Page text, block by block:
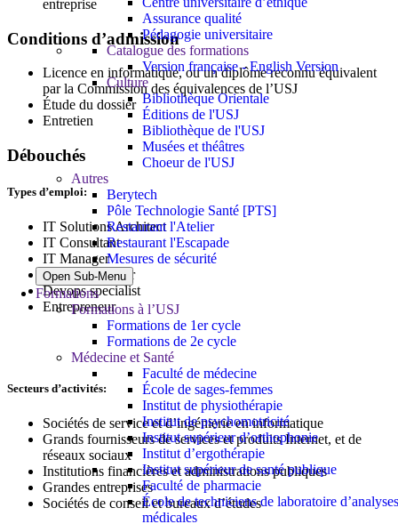
Assurance qualité
Pédagogie universitaire
Catalogue des formations
Version française - English Version
Culture
Bibliothèque Orientale
Éditions de l'USJ
Bibliothèque de l'USJ
Musées et théâtres
Choeur de l'USJ
Autres
Berytech
Pôle Technologie Santé [PTS]
Restaurant l'Atelier
Restaurant l'Escapade
Mesures de sécurité
Open Sub-Menu
Formations
Formations à l’USJ
Formations de 1er cycle
Formations de 2e cycle
Médecine et Santé
Faculté de médecine
École de sages-femmes
Institut de physiothérapie
Institut de psychomotricité
Institut supérieur d’orthophonie
Institut d’ergothérapie
Institut supérieur de santé publique
Faculté de pharmacie
École de techniciens de laboratoire d’analyses
médicales
entreprise
Conditions d’admission
Licence en informatique, ou un diplôme reconnu équivalent
par la Commission des équivalences de l’USJ
Étude du dossier
Entretien
Débouchés
Types d’emploi:
IT Solutions Architect
IT Consultant
IT Manager
Project Manager
Devops specialist
Entrepreneur
Secteurs d’activités:
Sociétés de service et d’ingénierie en informatique
Grands fournisseurs de services et produits Internet, et de
réseaux sociaux
Institutions financières et administrations publiques
Grandes entreprises
Sociétés de conseil et bureaux d’études